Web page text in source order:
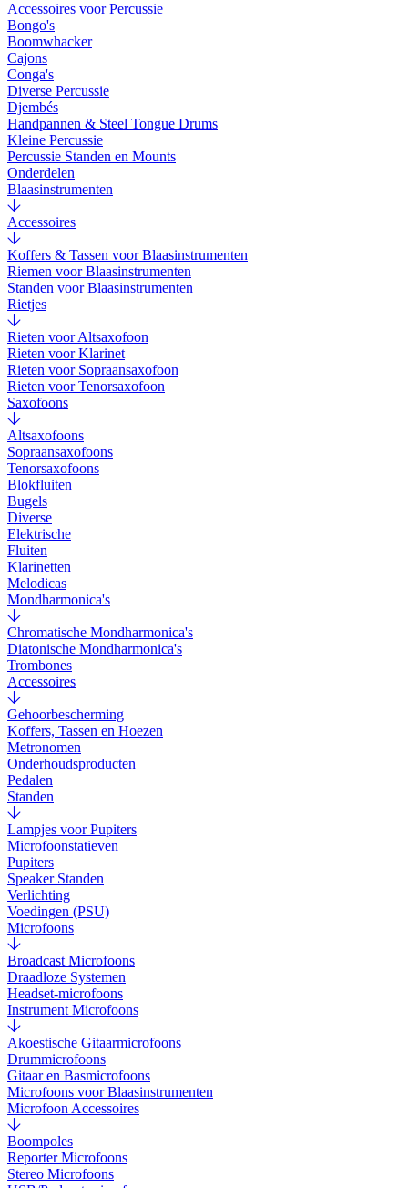
Accessoires voor Percussie
Bongo's
Boomwhacker
Cajons
Conga's
Diverse Percussie
Djembés
Handpannen & Steel Tongue Drums
Kleine Percussie
Percussie Standen en Mounts
Onderdelen
Blaasinstrumenten
Accessoires
Koffers & Tassen voor Blaasinstrumenten
Riemen voor Blaasinstrumenten
Standen voor Blaasinstrumenten
Rietjes
Rieten voor Altsaxofoon
Rieten voor Klarinet
Rieten voor Sopraansaxofoon
Rieten voor Tenorsaxofoon
Saxofoons
Altsaxofoons
Sopraansaxofoons
Tenorsaxofoons
Blokfluiten
Bugels
Diverse
Elektrische
Fluiten
Klarinetten
Melodicas
Mondharmonica's
Chromatische Mondharmonica's
Diatonische Mondharmonica's
Trombones
Accessoires
Gehoorbescherming
Koffers, Tassen en Hoezen
Metronomen
Onderhoudsproducten
Pedalen
Standen
Lampjes voor Pupiters
Microfoonstatieven
Pupiters
Speaker Standen
Verlichting
Voedingen (PSU)
Microfoons
Broadcast Microfoons
Draadloze Systemen
Headset-microfoons
Instrument Microfoons
Akoestische Gitaarmicrofoons
Drummicrofoons
Gitaar en Basmicrofoons
Microfoons voor Blaasinstrumenten
Microfoon Accessoires
Boompoles
Reporter Microfoons
Stereo Microfoons